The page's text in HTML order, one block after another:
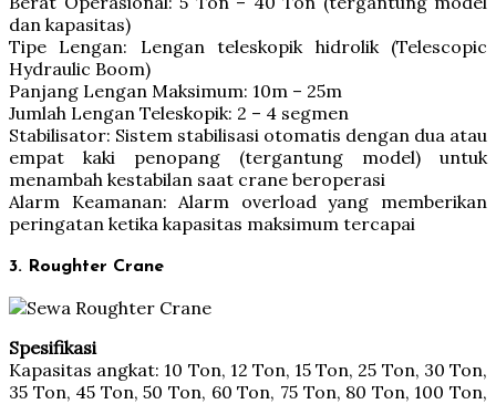
dan kapasitas)
Tipe Lengan: Lengan teleskopik hidrolik (Telescopic
Hydraulic Boom)
Panjang Lengan Maksimum: 10m – 25m
Jumlah Lengan Teleskopik: 2 – 4 segmen
Stabilisator: Sistem stabilisasi otomatis dengan dua atau
empat kaki penopang (tergantung model) untuk
menambah kestabilan saat crane beroperasi
Alarm Keamanan: Alarm overload yang memberikan
peringatan ketika kapasitas maksimum tercapai
3. Roughter Crane
Spesifikasi
Kapasitas angkat: 10 Ton, 12 Ton, 15 Ton, 25 Ton, 30 Ton,
35 Ton, 45 Ton, 50 Ton, 60 Ton, 75 Ton, 80 Ton, 100 Ton,